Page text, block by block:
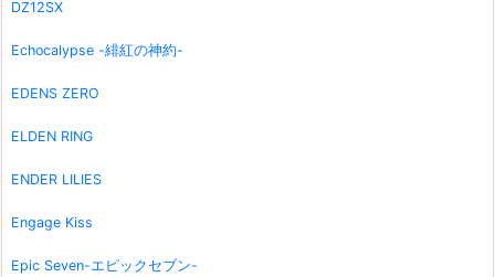
DZ12SX
Echocalypse -緋紅の神約-
EDENS ZERO
ELDEN RING
ENDER LILIES
Engage Kiss
Epic Seven-エピックセブン-